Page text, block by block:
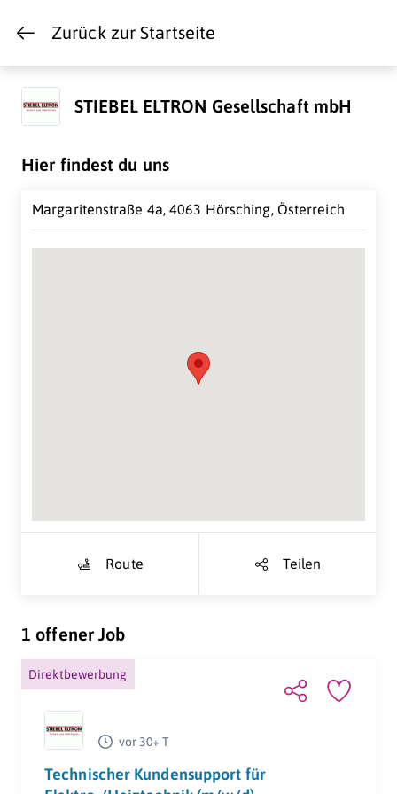
Zurück zur Startseite
STIEBEL ELTRON Gesellschaft mbH
Hier findest du uns
Margaritenstraße 4a, 4063 Hörsching, Österreich
Route Teilen
1 offener Job
Direktbewerbung
vor 30+ T
Technischer Kundensupport für